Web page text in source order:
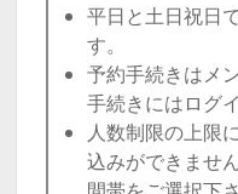
平日と土日祝日
す。
予約手続きはメ
手続きにはログ
人数制限の上限
込みができませ